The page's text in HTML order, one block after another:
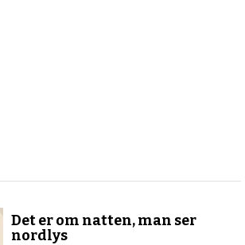
Det er om natten, man ser
nordlys